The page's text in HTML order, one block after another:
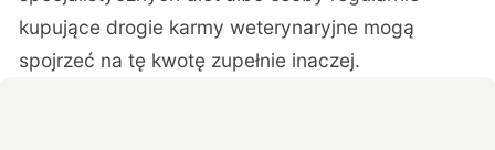
kupujące drogie karmy weterynaryjne mogą
spojrzeć na tę kwotę zupełnie inaczej.